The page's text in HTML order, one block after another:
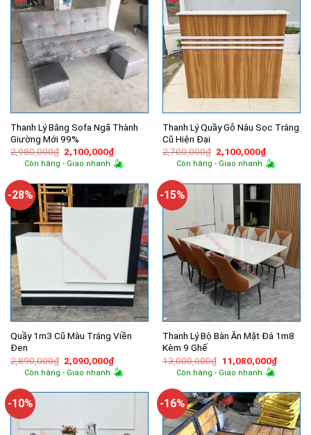
Thanh Lý Băng Sofa Ngã Thành
Giường Mới 99%
2,980,000₫ Giá
gốc
là:
2,100,000₫Giá
hiện
tại
2,100,000₫.
Còn hàng - Giao nhanh
Thanh Lý Quầy Gỗ Nâu Sọc Trắng
Cũ Hiện Đại
2,700,000₫ Giá
gốc
là:
2,100,000₫Giá
hiện
tại
Còn hàng - Giao nhanh
-28%
Quầy 1m3 Cũ Màu Trắng Viền
Đen
2,890,000₫ Giá
gốc
là:
2,090,000₫Giá
hiện
tại
2,090,000₫.
Còn hàng - Giao nhanh
-15%
Thanh Lý Bộ Bàn Ăn Mặt Đá 1m8
Kèm 9 Ghế
13,000,000₫ Giá
gốc
là:
11,080,000₫Giá
hiện
Còn hàng - Giao nhanh
-10% -16%